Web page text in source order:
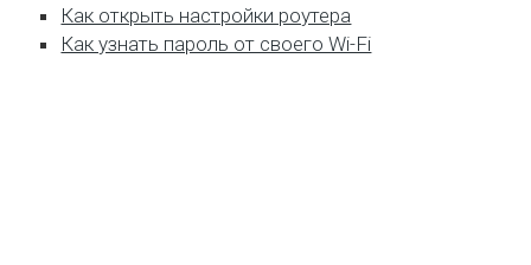
Как открыть настройки роутера
Как узнать пароль от своего Wi-Fi